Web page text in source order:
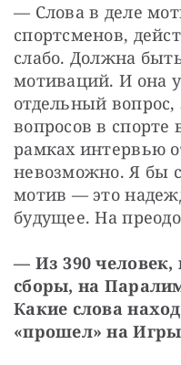
— Слова в деле
спортсменов,
слабо. Должна
мотиваций. И она
отдельный
вопросов в
рамках интервью
невозможно. Я бы
мотив — это
будущее. На
— Из 390
сборы, на
Какие слова
«прошел» на